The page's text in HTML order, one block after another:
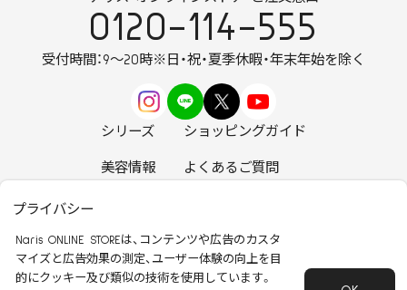
0120-114-555
受付時間：9～20時※日・祝・夏季休暇・年末年始を除く
シリーズ ショッピングガイド
美容情報 よくあるご質問
プライバシー
Naris ONLINE STOREは、コンテンツや広告のカスタ
マイズと広告効果の測定、ユーザー体験の向上を目
的にクッキー及び類似の技術を使用しています。